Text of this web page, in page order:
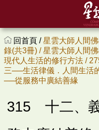
回首頁 /星雲大師人間
錄(共3冊) /星雲大師人間
現代人生活的修行方法 /
三──生活律儀．人間生活
──從服務中廣結善緣
315 十二、